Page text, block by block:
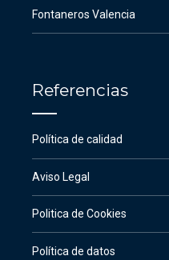
Fontaneros Valencia
Referencias
Política de calidad
Aviso Legal
Politica de Cookies
Política de datos